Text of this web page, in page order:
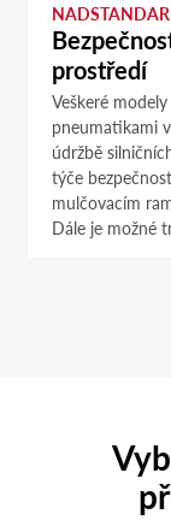
prostředí
Veškeré
pneumatikami
údržbě
týče
mulčovacím
Dále je možné